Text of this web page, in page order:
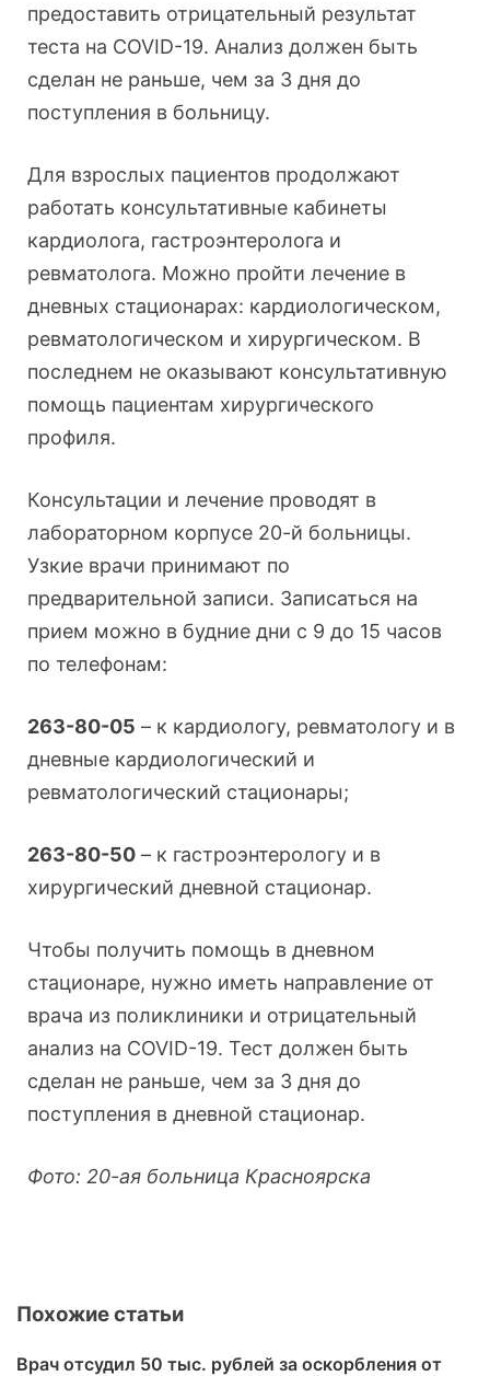
предоставить отрицательный результат
теста на COVID-19. Анализ должен быть
сделан не раньше, чем за 3 дня до
поступления в больницу.
Для взрослых пациентов продолжают
работать консультативные кабинеты
кардиолога, гастроэнтеролога и
ревматолога. Можно пройти лечение в
дневных стационарах: кардиологическом,
ревматологическом и хирургическом. В
последнем не оказывают консультативную
помощь пациентам хирургического
профиля.
Консультации и лечение проводят в
лабораторном корпусе 20-й больницы.
Узкие врачи принимают по
предварительной записи. Записаться на
прием можно в будние дни с 9 до 15 часов
по телефонам:
263-80-05 – к кардиологу, ревматологу и в
дневные кардиологический и
ревматологический стационары;
263-80-50 – к гастроэнтерологу и в
хирургический дневной стационар.
Чтобы получить помощь в дневном
стационаре, нужно иметь направление от
врача из поликлиники и отрицательный
анализ на COVID-19. Тест должен быть
сделан не раньше, чем за 3 дня до
поступления в дневной стационар.
Фото: 20-ая больница Красноярска
Похожие статьи
Врач отсудил 50 тыс. рублей за оскорбления от